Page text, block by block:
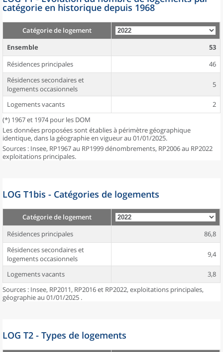
catégorie en historique depuis 1968
Catégorie de logement
Ensemble
53
Résidences principales
46
Résidences secondaires et
logements occasionnels
5
Logements vacants
2
(*) 1967 et 1974 pour les DOM
Les données proposées sont établies à périmètre géographique
identique, dans la géographie en vigueur au 01/01/2025.
Sources : Insee, RP1967 au RP1999 dénombrements, RP2006 au RP2022
exploitations principales.
LOG T1bis - Catégories de logements
Catégorie de logement
Résidences principales
86,8
Résidences secondaires et
logements occasionnels
9,4
Logements vacants
3,8
Sources : Insee, RP2011, RP2016 et RP2022, exploitations principales,
géographie au 01/01/2025 .
LOG T2 - Types de logements